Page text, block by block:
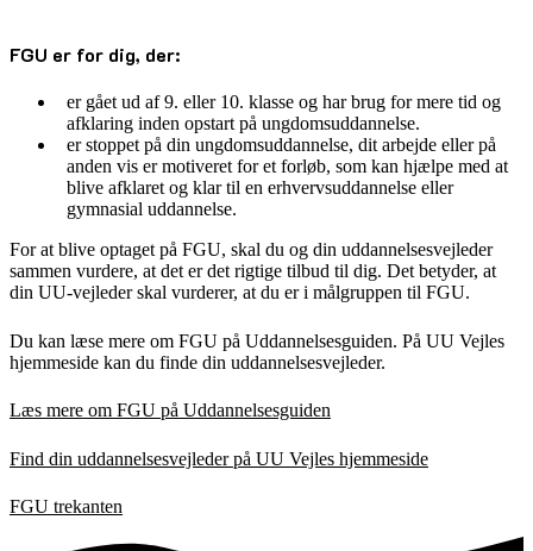
FGU er for dig, der:
er gået ud af 9. eller 10. klasse og har brug for mere tid og
afklaring inden opstart på ungdomsuddannelse.
er stoppet på din ungdomsuddannelse, dit arbejde eller på
anden vis er motiveret for et forløb, som kan hjælpe med at
blive afklaret og klar til en erhvervsuddannelse eller
gymnasial uddannelse.
For at blive optaget på FGU, skal du og din uddannelsesvejleder
sammen vurdere, at det er det rigtige tilbud til dig. Det betyder, at
din UU-vejleder skal vurderer, at du er i målgruppen til FGU.
Du kan læse mere om FGU på Uddannelsesguiden. På UU Vejles
hjemmeside kan du finde din uddannelsesvejleder.
Læs mere om FGU på Uddannelsesguiden
Find din uddannelsesvejleder på UU Vejles hjemmeside
FGU trekanten